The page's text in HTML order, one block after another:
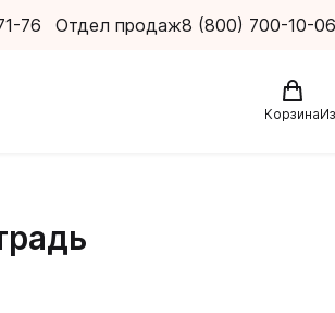
76 Отдел продаж8 (800) 700-10-06
Корзина